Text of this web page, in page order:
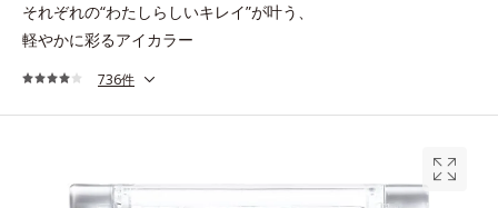
それぞれの“わたしらしいキレイ”が叶う、
軽やかに彩るアイカラー
736件